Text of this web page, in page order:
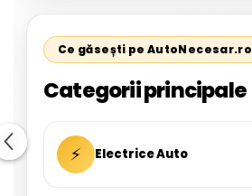
Ce găsești pe AutoNecesar.ro
Categorii principale
⚡ Electrice Auto